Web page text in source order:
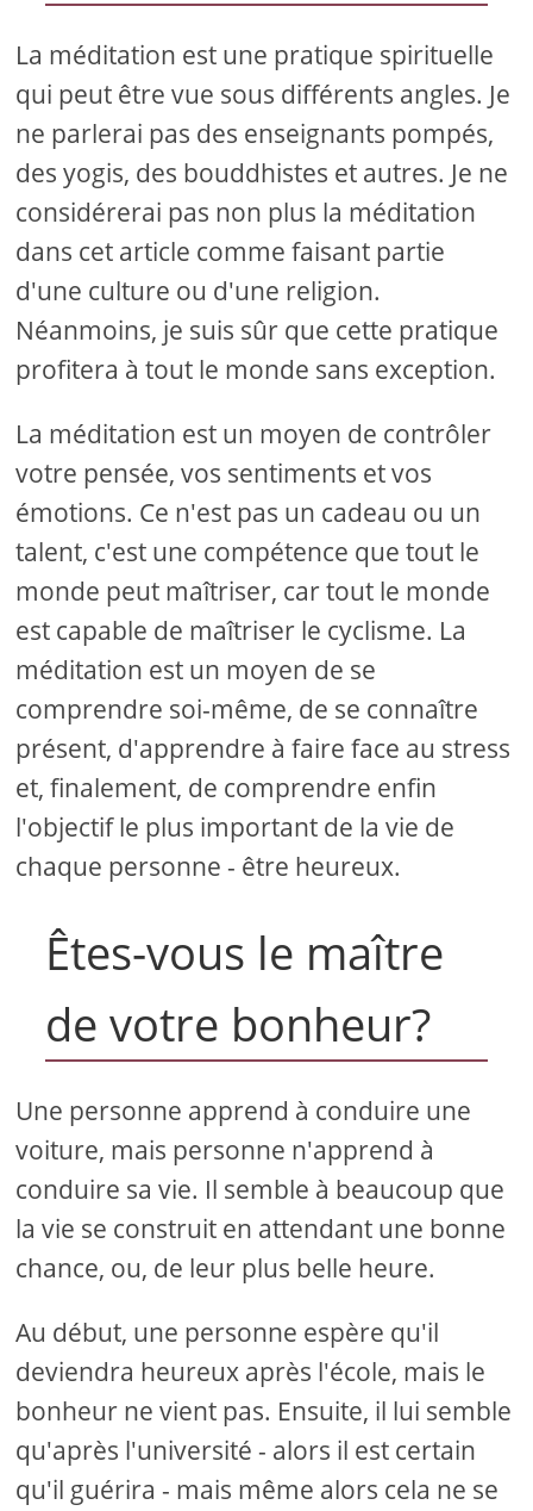
La méditation est une pratique spirituelle
qui peut être vue sous différents angles. Je
ne parlerai pas des enseignants pompés,
des yogis, des bouddhistes et autres. Je ne
considérerai pas non plus la méditation
dans cet article comme faisant partie
d'une culture ou d'une religion.
Néanmoins, je suis sûr que cette pratique
profitera à tout le monde sans exception.
La méditation est un moyen de contrôler
votre pensée, vos sentiments et vos
émotions. Ce n'est pas un cadeau ou un
talent, c'est une compétence que tout le
monde peut maîtriser, car tout le monde
est capable de maîtriser le cyclisme. La
méditation est un moyen de se
comprendre soi-même, de se connaître
présent, d'apprendre à faire face au stress
et, finalement, de comprendre enfin
l'objectif le plus important de la vie de
chaque personne - être heureux.
Êtes-vous le maître
de votre bonheur?
Une personne apprend à conduire une
voiture, mais personne n'apprend à
conduire sa vie. Il semble à beaucoup que
la vie se construit en attendant une bonne
chance, ou, de leur plus belle heure.
Au début, une personne espère qu'il
deviendra heureux après l'école, mais le
bonheur ne vient pas. Ensuite, il lui semble
qu'après l'université - alors il est certain
qu'il guérira - mais même alors cela ne se